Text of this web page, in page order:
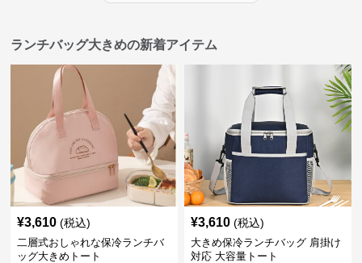
ランチバッグ大きめの新着アイテム
¥3,610 (税込)
二層式おしゃれな保冷ランチバ
ッグ大きめトート
¥3,610 (税込)
大きめ保冷ランチバッグ 肩掛け
対応 大容量トート